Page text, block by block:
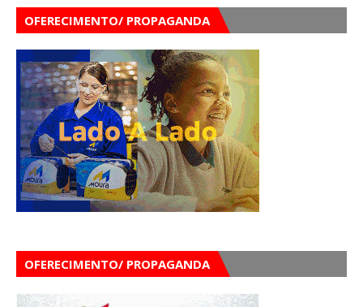
OFERECIMENTO/ PROPAGANDA
OFERECIMENTO/ PROPAGANDA